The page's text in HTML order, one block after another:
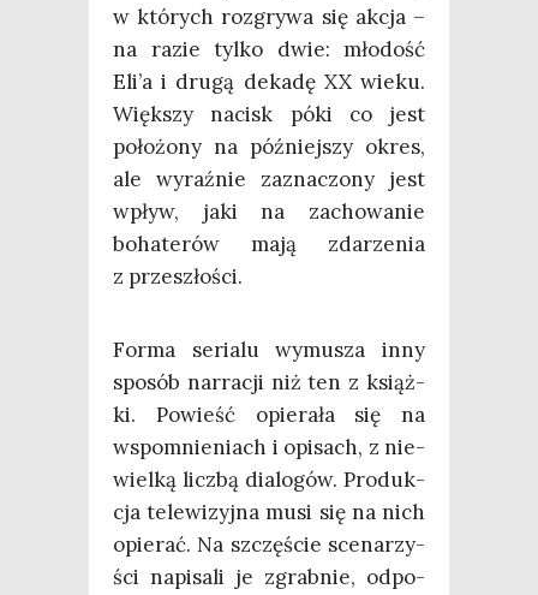
w któ­rych roz­gry­wa się akcja –
na razie tyl­ko dwie: mło­dość
Eli’a i dru­gą deka­dę XX wie­ku.
Więk­szy nacisk póki co jest
poło­żo­ny na póź­niej­szy okres,
ale wyraź­nie zazna­czo­ny jest
wpływ, jaki na zacho­wa­nie
boha­te­rów mają zda­rze­nia
z przeszłości.
For­ma seria­lu wymu­sza inny
spo­sób nar­ra­cji niż ten z książ­
ki. Powieść opie­ra­ła się na
wspo­mnie­niach i opi­sach, z nie­
wiel­ką licz­bą dia­lo­gów. Pro­duk­
cja tele­wi­zyj­na musi się na nich
opie­rać. Na szczę­ście sce­na­rzy­
ści napi­sa­li je zgrab­nie, odpo­